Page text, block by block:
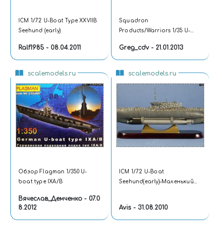
ICM 1/72 U-Boat Type XXVIIB
Seehund (early)
Ralf1985 - 08.04.2011
Squadron
Products/Warriors 1/35 U-
Greg_cdv - 21.01.2013
scalemodels.ru
Обзор Flagman 1/350 U-
boat type IXA/B
Вячеслав_Демченко - 07.0
8.2012
scalemodels.ru
ICM 1/72 U-Boat
Seehund(early)–Маленький
Avis - 31.08.2010